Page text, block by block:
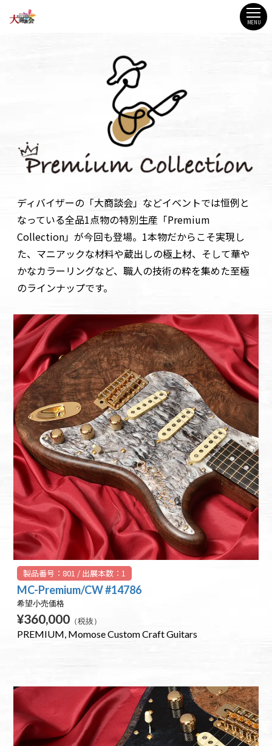
MENU
ディバイザーの「大商談会」などイベントでは恒例と
なっている全品1点物の特別生産「Premium
Collection」が今回も登場。1本物だからこそ実現し
た、マニアックな材料や蔵出しの極上材、そして華や
かなカラーリングなど、職人の技術の粋を集めた至極
のラインナップです。
製品番号：801 / 出展本数：1
MC-Premium/CW #14786
希望小売価格
¥360,000 （税抜）
PREMIUM Momose Custom Craft Guitars